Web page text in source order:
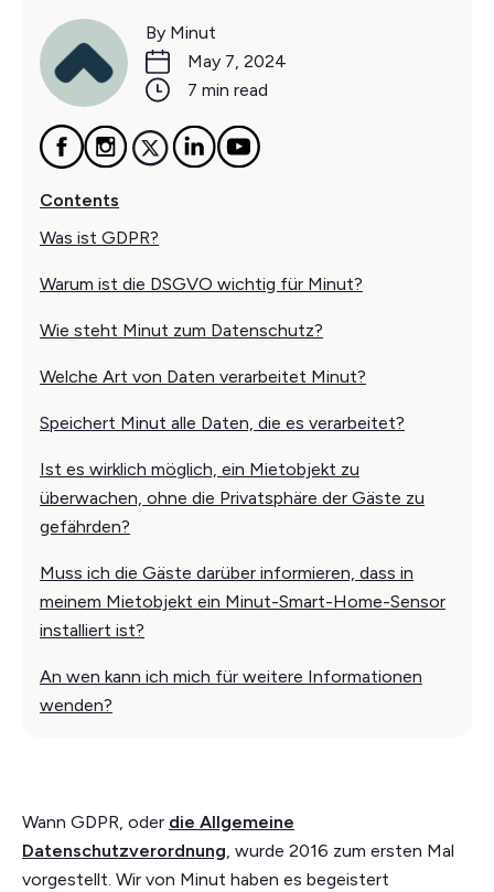
By Minut
May 7, 2024
7 min read
Contents
Was ist GDPR?
Warum ist die DSGVO wichtig für Minut?
Wie steht Minut zum Datenschutz?
Welche Art von Daten verarbeitet Minut?
Speichert Minut alle Daten, die es verarbeitet?
Ist es wirklich möglich, ein Mietobjekt zu
überwachen, ohne die Privatsphäre der Gäste zu
gefährden?
Muss ich die Gäste darüber informieren, dass in
meinem Mietobjekt ein Minut-Smart-Home-Sensor
installiert ist?
An wen kann ich mich für weitere Informationen
wenden?
Wann GDPR, oder die Allgemeine
Datenschutzverordnung , wurde 2016 zum ersten Mal
vorgestellt. Wir von Minut haben es begeistert